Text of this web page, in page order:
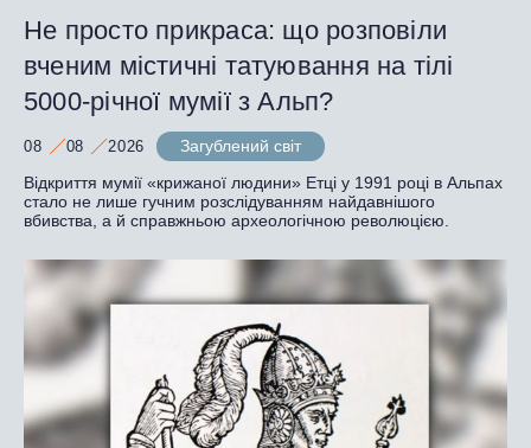
Не просто прикраса: що розповіли
вченим містичні татуювання на тілі
5000-річної мумії з Альп?
08 08 2026
Загублений світ
Відкриття мумії «крижаної людини» Етці у 1991 році в Альпах
стало не лише гучним розслідуванням найдавнішого
вбивства, а й справжньою археологічною революцією.